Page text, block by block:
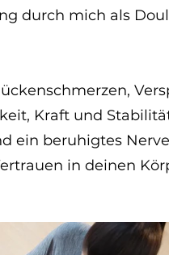
durch mich als
Kraft und
ein beruhigtes
in deinen